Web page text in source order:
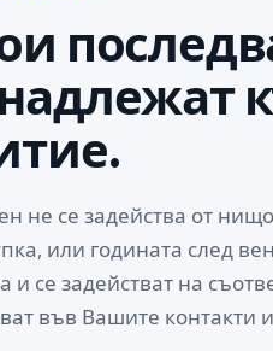
не се задейства от
или годината след
и се задействат на
във Вашите контакти